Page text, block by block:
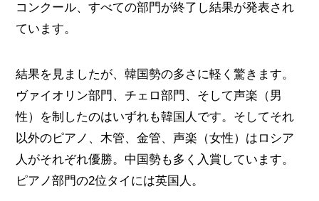
コンクール、すべての部門が終了し結果が発表され
ています。
結果を見ましたが、韓国勢の多さに軽く驚きます。
ヴァイオリン部門、チェロ部門、そして声楽（男
性）を制したのはいずれも韓国人です。そしてそれ
以外のピアノ、木管、金管、声楽（女性）はロシア
人がそれぞれ優勝。中国勢も多く入賞しています。
ピアノ部門の2位タイには英国人。